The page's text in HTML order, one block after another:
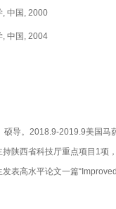
, 中国 , 2000
, 中国 , 2004
导。 2018.9-2019.9美国马
持陕西省科技厅重点项目 1项
表高水平论文一篇